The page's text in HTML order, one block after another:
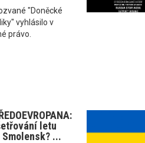
"Doněcké
vyhlásilo v
právo.
letu
...